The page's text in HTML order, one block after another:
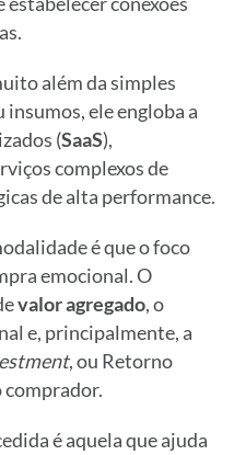
além da simples
ele engloba a
(SaaS),
complexos de
de alta performance.
é que o foco
emocional. O
valor agregado, o
e, principalmente, a
, ou Retorno
comprador.
é aquela que ajuda